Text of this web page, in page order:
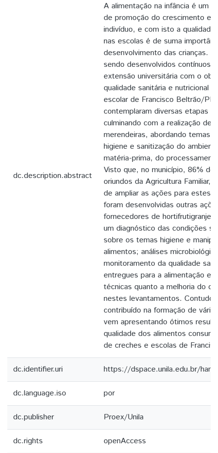
dc.description.abstract
A alimentação na infância é um
de promoção do crescimento e
indivíduo, e com isto a
nas escolas é de suma
desenvolvimento das crianças.
sendo desenvolvidos contínuos
extensão universitária com o
qualidade sanitária e nutricional
escolar de Francisco Beltrão/
contemplaram diversas etapas
culminando com a realização de
merendeiras, abordando temas
higiene e sanitização do
matéria-prima, do
Visto que, no município, 86%
oriundos da Agricultura Familiar,
de ampliar as ações para estes
foram desenvolvidas outras
fornecedores de
um diagnóstico das condições
sobre os temas higiene e
alimentos; análises
monitoramento da qualidade
entregues para a alimentação
técnicas quanto a melhoria do
nestes levantamentos.
contribuído na formação de
vem apresentando ótimos
qualidade dos alimentos
de creches e escolas de
dc.identifier.uri https://dspace.unila.edu.br/
dc.language.iso por
dc.publisher Proex/Unila
dc.rights openAccess